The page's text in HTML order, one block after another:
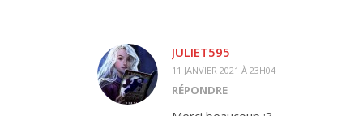
JULIET595
11 JANVIER 2021 À 23H04
RÉPONDRE